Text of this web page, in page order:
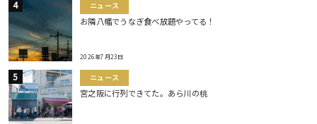
ニュース
お隣八幡でうなぎ食べ放題やってる！
2026年7月23日
ニュース
宮之阪に行列できてた。あら川の桃